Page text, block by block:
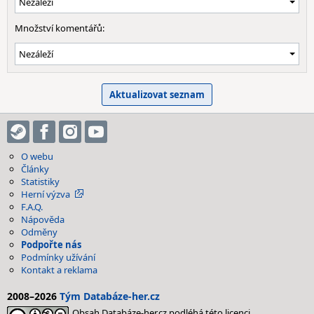
Množství komentářů:
O webu
Články
Statistiky
Herní výzva
F.A.Q.
Nápověda
Odměny
Podpořte nás
Podmínky užívání
Kontakt a reklama
2008–2026 Tým Databáze-her.cz